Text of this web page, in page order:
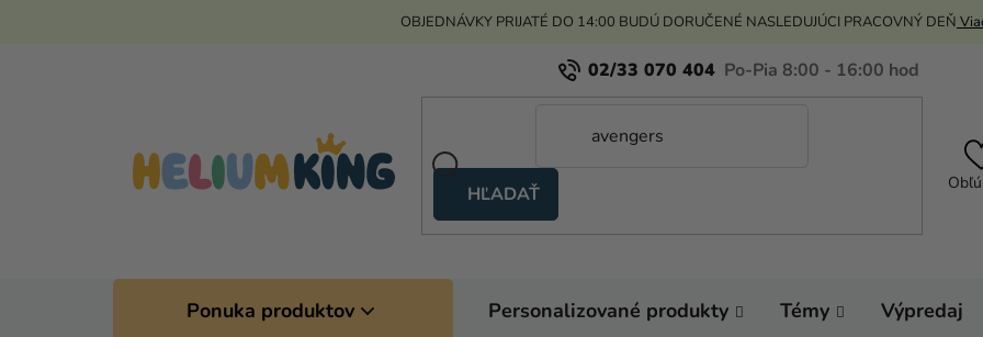
OBJEDNÁVKY PRIJATÉ DO 14:00 BUDÚ DORUČENÉ NASLEDUJÚCI PRACOVNÝ DEŇ
02/33 070 404
HĽADAŤ
Ponuka produktov Personalizované produkty Témy Výpredaj